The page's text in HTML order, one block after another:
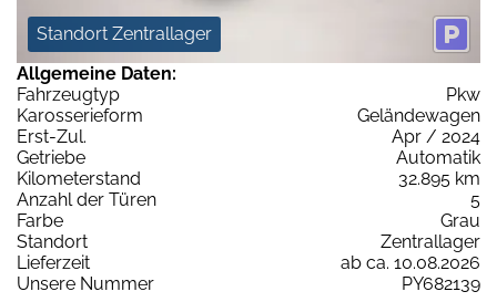
Standort Zentrallager
Allgemeine Daten:
Fahrzeugtyp
Pkw
Karosserieform
Geländewagen
Erst-Zul.
Apr / 2024
Getriebe
Automatik
Kilometerstand
32.895 km
Anzahl der Türen
5
Farbe
Grau
Standort
Zentrallager
Lieferzeit
ab ca. 10.08.2026
Unsere Nummer
PY682139